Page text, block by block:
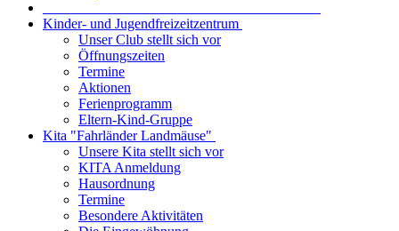
Kinder- und Jugendfreizeitzentrum
Unser Club stellt sich vor
Öffnungszeiten
Termine
Aktionen
Ferienprogramm
Eltern-Kind-Gruppe
Kita "Fahrländer Landmäuse"
Unsere Kita stellt sich vor
KITA Anmeldung
Hausordnung
Termine
Besondere Aktivitäten